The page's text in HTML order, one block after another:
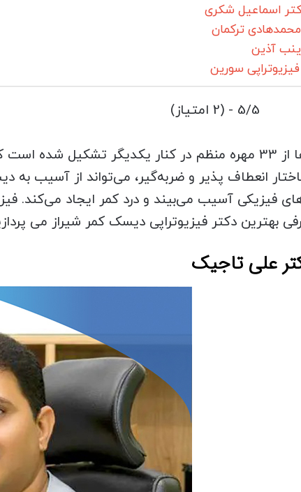
5/5 - (2 امتیاز)
ستون مهره‌ها از 33 مهره منظم در کنار یکدیگر
انعطاف پذیر و ضربه‌گیر، می‌تواند از آسیب به
فیزیکی آسیب می‌بیند و درد کمر ایجاد می‌کند.
بهترین دکتر فیزیوتراپی دیسک کمر شیراز می